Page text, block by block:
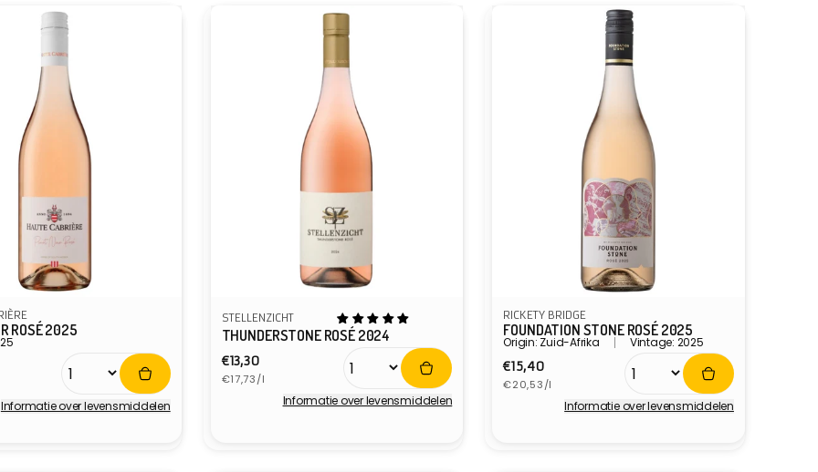
ROSÉ 2025
Informatie over levensmiddelen
STELLENZICHT
THUNDERSTONE ROSÉ 2024
Normale
prijs
€13,30
Eenheidsprijs
€17,73/l
Informatie over levensmiddelen
RICKETY BRIDGE
FOUNDATION STONE ROSÉ 2025
Origin: Zuid-Afrika Vintage: 2025
Normale
prijs
€15,40
Eenheidsprijs
€20,53/l
Informatie over levensmiddelen